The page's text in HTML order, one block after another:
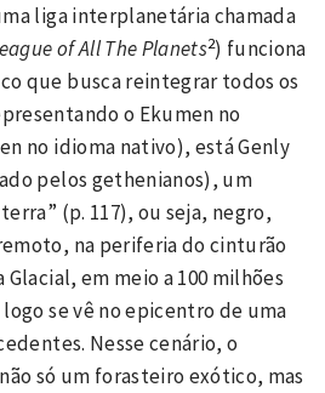
liga interplanetária chamada
of All The Planets2) funciona
que busca reintegrar todos os
o Ekumen no
no idioma nativo), está Genly
pelos gethenianos), um
(p. 117), ou seja, negro,
na periferia do cinturão
em meio a 100 milhões
logo se vê no epicentro de uma
Nesse cenário, o
só um forasteiro exótico, mas